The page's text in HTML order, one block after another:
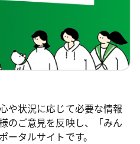
や状況に応じて必要な情報
のご意見を反映し、「みん
ータルサイトです。